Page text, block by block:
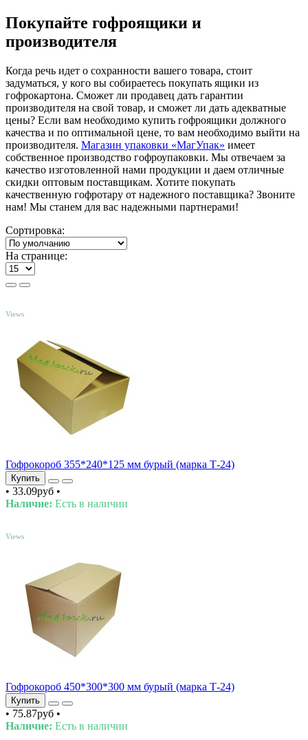
Покупайте гофроящики и
производителя
Когда речь идет о сохранности вашего товара, стоит
задуматься, у кого вы собираетесь покупать ящики из
гофрокартона. Сможет ли продавец дать гарантии
производителя на свой товар, и сможет ли дать адекватные
цены? Если вам необходимо купить гофроящики должного
качества и по оптимальной цене, то вам необходимо выйти на
производителя. Магазин упаковки «МагУпак» имеет
собственное производство гофроупаковки. Мы отвечаем за
качество изготовленной нами продукции и даем отличные
скидки оптовым поставщикам. Хотите покупать
качественную гофротару от надежного поставщика? Звоните
нам! Мы станем для вас надежными партнерами!
Сортировка:
На странице:
Views
Гофрокороб 355*240*125 мм бурый (марка Т-24)
Купить
• 33.09руб •
Наличие: Есть в наличии
Views
Гофрокороб 450*300*300 мм бурый (марка Т-24)
Купить
• 75.87руб •
Наличие: Есть в наличии